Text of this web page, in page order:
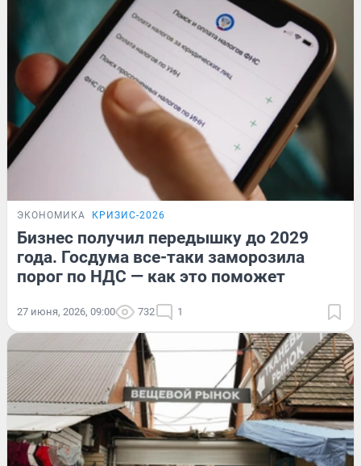
ЭКОНОМИКА КРИЗИС-2026
Бизнес получил передышку до 2029
года. Госдума все-таки заморозила
порог по НДС — как это поможет
27 июня, 2026, 09:00 732 1